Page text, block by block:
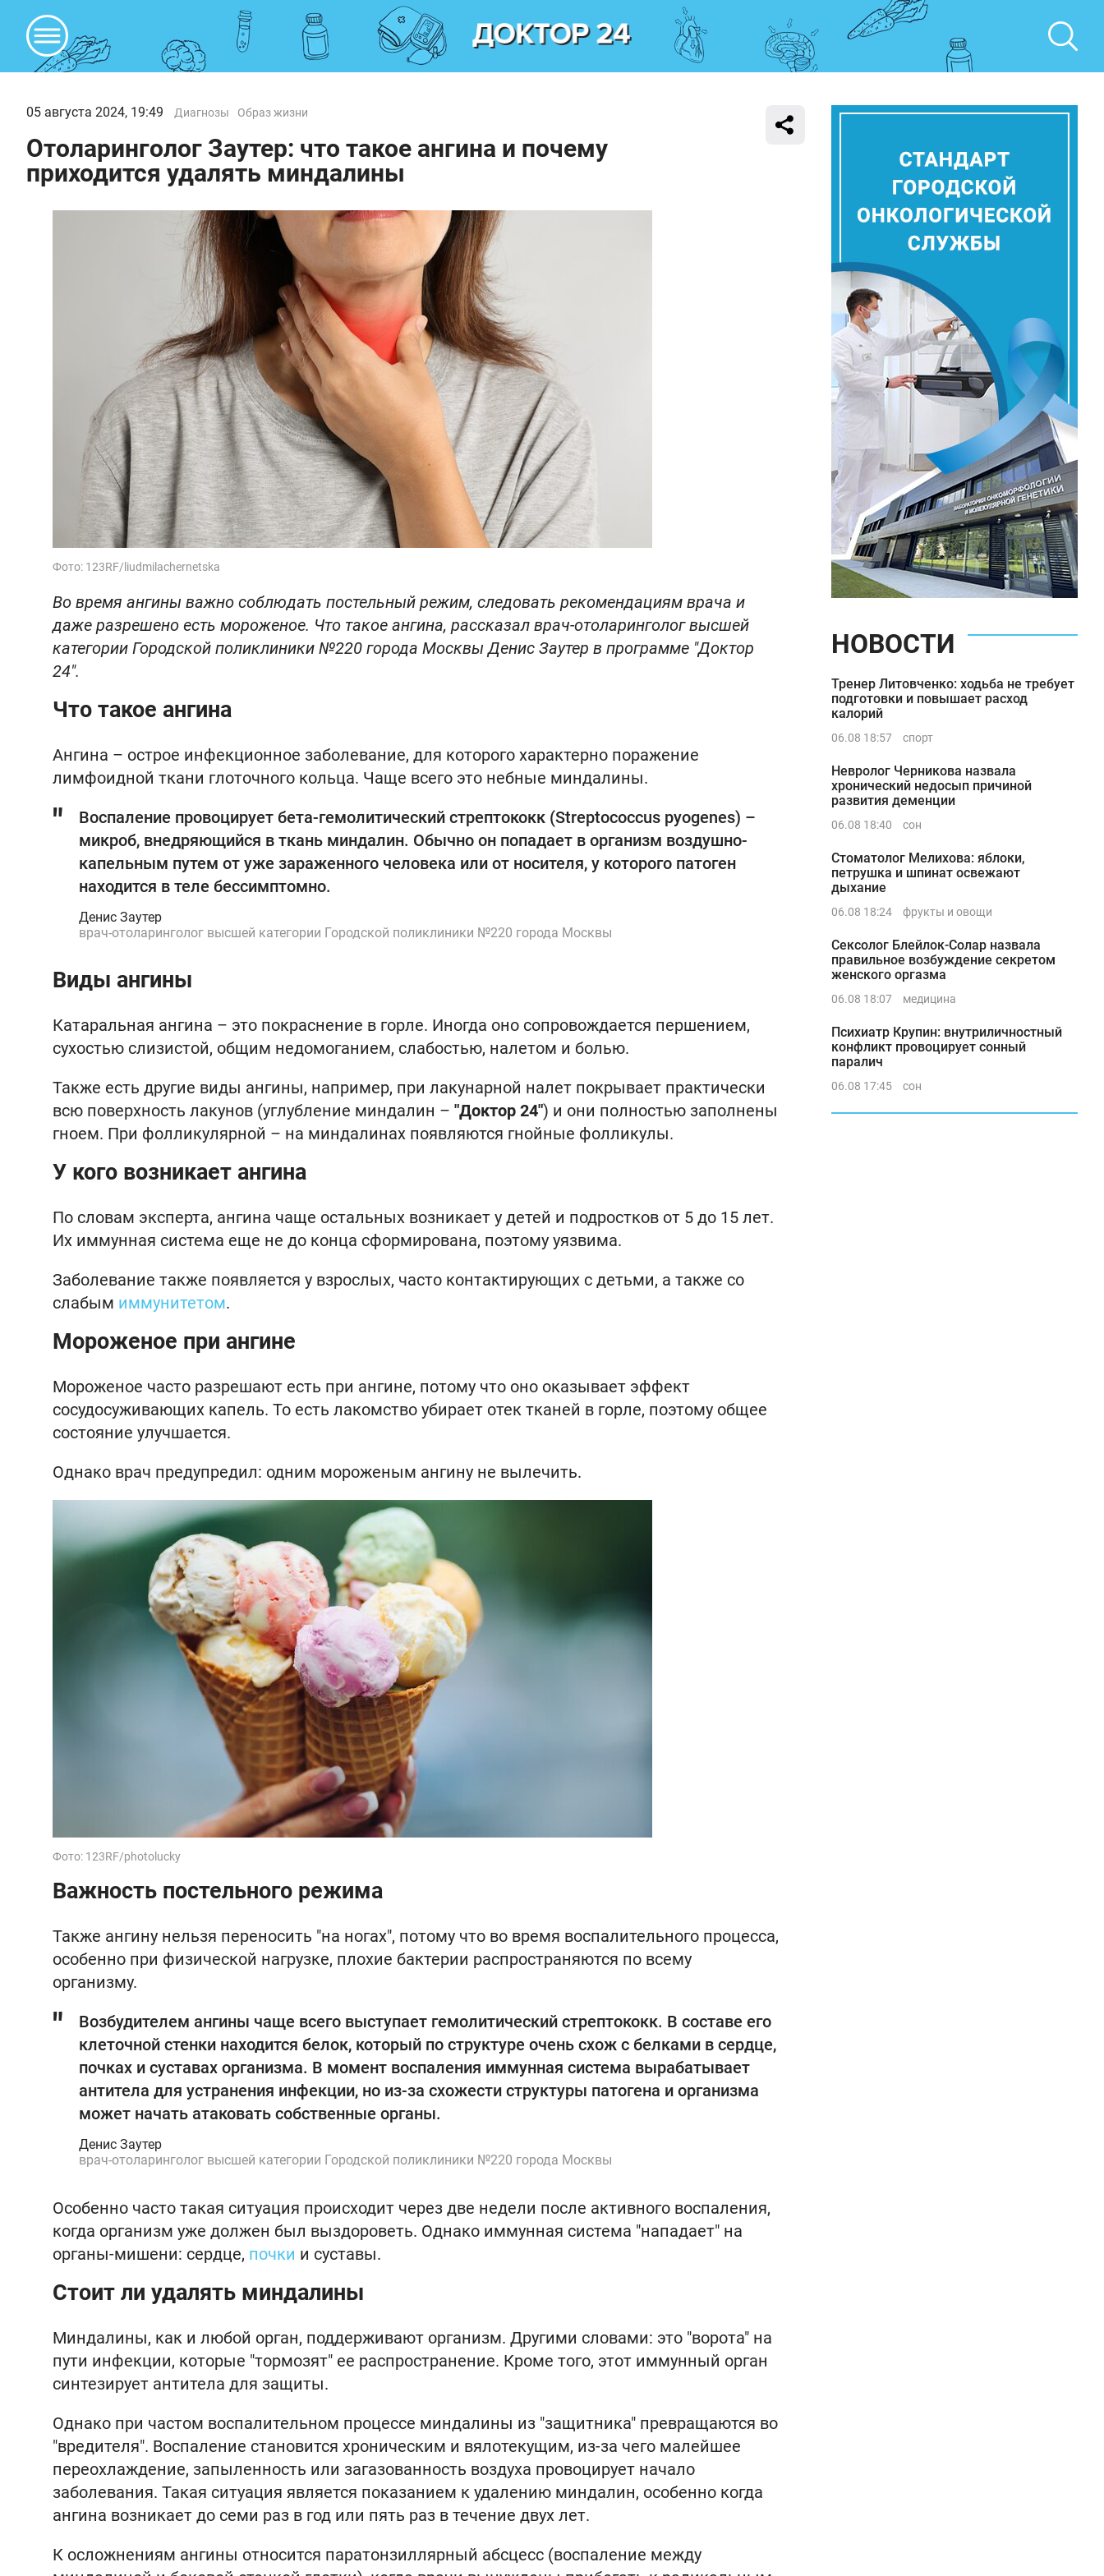
05 августа 2024, 19:49 Диагнозы Образ жизни
Отоларинголог Заутер: что такое ангина и почему
приходится удалять миндалины
Фото: 123RF/liudmilachernetska
Во время ангины важно соблюдать постельный режим, следовать рекомендациям врача и
даже разрешено есть мороженое. Что такое ангина, рассказал врач-отоларинголог высшей
категории Городской поликлиники №220 города Москвы Денис Заутер в программе "Доктор
24".
Что такое ангина
Ангина – острое инфекционное заболевание, для которого характерно поражение
лимфоидной ткани глоточного кольца. Чаще всего это небные миндалины.
Воспаление провоцирует бета-гемолитический стрептококк (Streptococcus pyogenes) –
микроб, внедряющийся в ткань миндалин. Обычно он попадает в организм воздушно-
капельным путем от уже зараженного человека или от носителя, у которого патоген
находится в теле бессимптомно.
Денис Заутер
врач-отоларинголог высшей категории Городской поликлиники №220 города Москвы
Виды ангины
Катаральная ангина – это покраснение в горле. Иногда оно сопровождается першением,
сухостью слизистой, общим недомоганием, слабостью, налетом и болью.
Также есть другие виды ангины, например, при лакунарной налет покрывает практически
всю поверхность лакунов (углубление миндалин – "Доктор 24") и они полностью заполнены
гноем. При фолликулярной – на миндалинах появляются гнойные фолликулы.
У кого возникает ангина
По словам эксперта, ангина чаще остальных возникает у детей и подростков от 5 до 15 лет.
Их иммунная система еще не до конца сформирована, поэтому уязвима.
Заболевание также появляется у взрослых, часто контактирующих с детьми, а также со
слабым иммунитетом.
Мороженое при ангине
Мороженое часто разрешают есть при ангине, потому что оно оказывает эффект
сосудосуживающих капель. То есть лакомство убирает отек тканей в горле, поэтому общее
состояние улучшается.
Однако врач предупредил: одним мороженым ангину не вылечить.
Фото: 123RF/photolucky
Важность постельного режима
Также ангину нельзя переносить "на ногах", потому что во время воспалительного процесса,
особенно при физической нагрузке, плохие бактерии распространяются по всему
организму.
Возбудителем ангины чаще всего выступает гемолитический стрептококк. В составе его
клеточной стенки находится белок, который по структуре очень схож с белками в сердце,
почках и суставах организма. В момент воспаления иммунная система вырабатывает
антитела для устранения инфекции, но из-за схожести структуры патогена и организма
может начать атаковать собственные органы.
Денис Заутер
врач-отоларинголог высшей категории Городской поликлиники №220 города Москвы
Особенно часто такая ситуация происходит через две недели после активного воспаления,
когда организм уже должен был выздороветь. Однако иммунная система "нападает" на
органы-мишени: сердце, почки и суставы.
Стоит ли удалять миндалины
Миндалины, как и любой орган, поддерживают организм. Другими словами: это "ворота" на
пути инфекции, которые "тормозят" ее распространение. Кроме того, этот иммунный орган
синтезирует антитела для защиты.
Однако при частом воспалительном процессе миндалины из "защитника" превращаются во
"вредителя". Воспаление становится хроническим и вялотекущим, из-за чего малейшее
переохлаждение, запыленность или загазованность воздуха провоцирует начало
заболевания. Такая ситуация является показанием к удалению миндалин, особенно когда
ангина возникает до семи раз в год или пять раз в течение двух лет.
К осложнениям ангины относится паратонзиллярный абсцесс (воспаление между
НОВОСТИ
Тренер Литовченко: ходьба не требует
подготовки и повышает расход
калорий
06.08 18:57 спорт
Невролог Черникова назвала
хронический недосып причиной
развития деменции
06.08 18:40 сон
Стоматолог Мелихова: яблоки,
петрушка и шпинат освежают
дыхание
06.08 18:24 фрукты и овощи
Сексолог Блейлок-Солар назвала
правильное возбуждение секретом
женского оргазма
06.08 18:07 медицина
Психиатр Крупин: внутриличностный
конфликт провоцирует сонный
паралич
06.08 17:45 сон